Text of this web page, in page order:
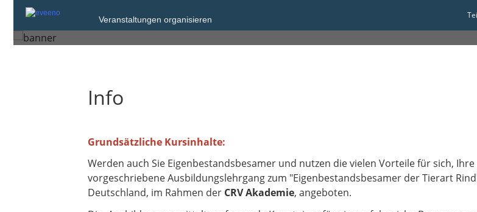
Veranstaltungen organisieren
Wasserburg
Info
Grundsätzliche Kursinhalte:
Werden auch Sie Eigenbestandsbesamer und nutzen die vielen Vorteile für sich,
vorgeschriebene Ausbildungslehrgang zum "Eigenbestandsbesamer der Tierart
Deutschland, im Rahmen der CRV Akademie, angeboten.